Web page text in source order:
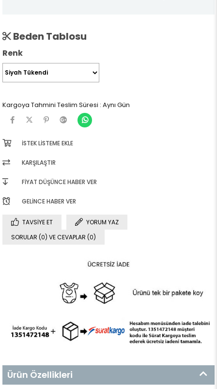
Beden Tablosu
Renk
Kargoya Tahmini Teslim Süresi : Aynı Gün
İSTEK LISTEME EKLE
KARŞILAŞTIR
FIYAT DÜŞÜNCE HABER VER
GELINCE HABER VER
TAVSIYE ET
YORUM YAZ
SORULAR (0) VE CEVAPLAR (0)
Ürün Özellikleri